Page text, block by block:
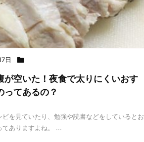
日 
が空いた！夜食で太りにくいおす
ってあるの？
ビを見ていたり、勉強や読書などをしているとお
てありますよね。 ...